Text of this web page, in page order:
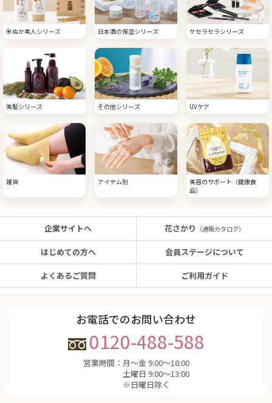
米ぬか美人シリーズ 日本酒の保湿シリーズ ケセラセラシリーズ
美髪シリーズ その他シリーズ UVケア
雑貨 アイテム別
美容のサポート（健康食
品）
企業サイトへ
はじめての方へ
よくあるご質問
花さかり （通販カタログ）
会員ステージについて
ご利用ガイド
お電話でのお問い合わせ
0120-488-588
営業時間： 月〜金 9:00〜18:00
土曜日 9:00〜13:00
※日曜日除く